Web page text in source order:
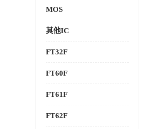
MOS
其他IC
FT32F
FT60F
FT61F
FT62F